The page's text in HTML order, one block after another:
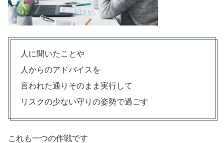
人に聞いたことや
人からのアドバイスを
言われた通りそのまま実行して
リスクの少ない守りの姿勢で過ごす
これも一つの作戦です